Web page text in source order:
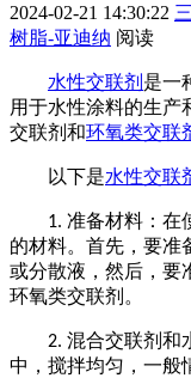
2024-02-21 14:30:22
树脂-亚迪纳 阅读
水性交联剂 是一
用于水性涂料的生产
交联剂和环氧类交联
以下是水性交联
1. 准备材料：在
的材料。首先，要准
或分散液 ， 然后，要
环氧类交联剂。
2. 混合交联剂和
中，搅拌均匀 ， 一般